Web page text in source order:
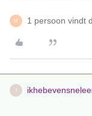
M 1 persoon vindt